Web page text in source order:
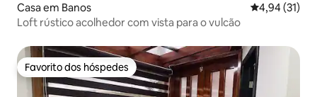
Casa em Banos Classificação
4,94 (31)
Loft rústico acolhedor com vista para o vulcão
Favorito dos hóspedes
Favorito dos hóspedes